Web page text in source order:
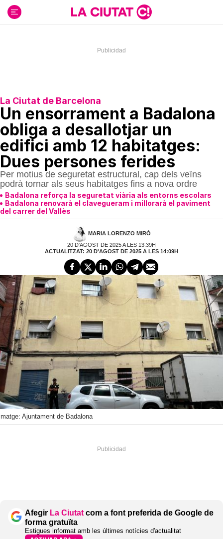
contenido
La Ciutat de Barcelona
Un ensorrament a Badalona
obliga a desallotjar un
edifici amb 12 habitatges:
Dues persones ferides
Per motius de seguretat estructural, cap dels veïns
podrà tornar als seus habitatges fins a nova ordre
Badalona reforça la seguretat viària als entorns escolars
Badalona renovarà el clavegueram i millorarà el paviment
del carrer del Vallès
MARIA LORENZO MIRÓ
20 D'AGOST DE 2025 A LES 13:39H
ACTUALITZAT: 20 D'AGOST DE 2025 A LES 14:09H
Ajuntament de Badalona
Afegir La Ciutat com a font preferida de Google de
forma gratuïta
Estigues informat amb les últimes notícies d'actualitat